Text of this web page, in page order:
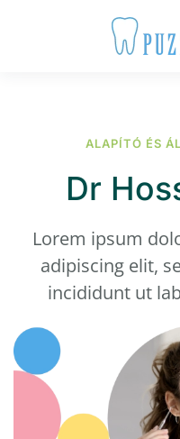
Fő tartalom
ALAPÍTÓ ÉS
Dr
Lorem ipsum
adipiscing elit,
incididunt ut